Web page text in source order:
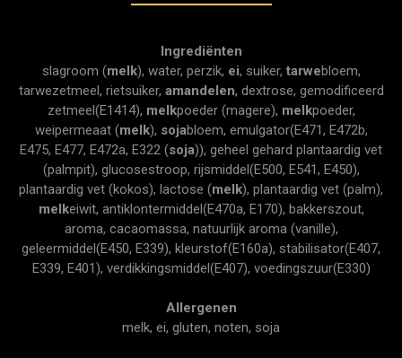
Ingrediënten
slagroom (melk), water, perzik, ei, suiker, tarwebloem,
tarwezetmeel, rietsuiker, amandelen, dextrose, gemodificeerd
zetmeel(E1414), melkpoeder (magere), melkpoeder,
weipermeaat (melk), sojabloem, emulgator(E471, E472b,
E475, E477, E472a, E322 (soja)), geheel gehard plantaardig vet
(palmpit), glucosestroop, rijsmiddel(E500, E541, E450),
plantaardig vet (kokos), lactose (melk), plantaardig vet (palm),
melkeiwit, antiklontermiddel(E470a, E170), bakkerszout,
aroma, cacaomassa, natuurlijk aroma (vanille),
geleermiddel(E450, E339), kleurstof(E160a), stabilisator(E407,
E339, E401), verdikkingsmiddel(E407), voedingszuur(E330)
Allergenen
melk, ei, gluten, noten, soja